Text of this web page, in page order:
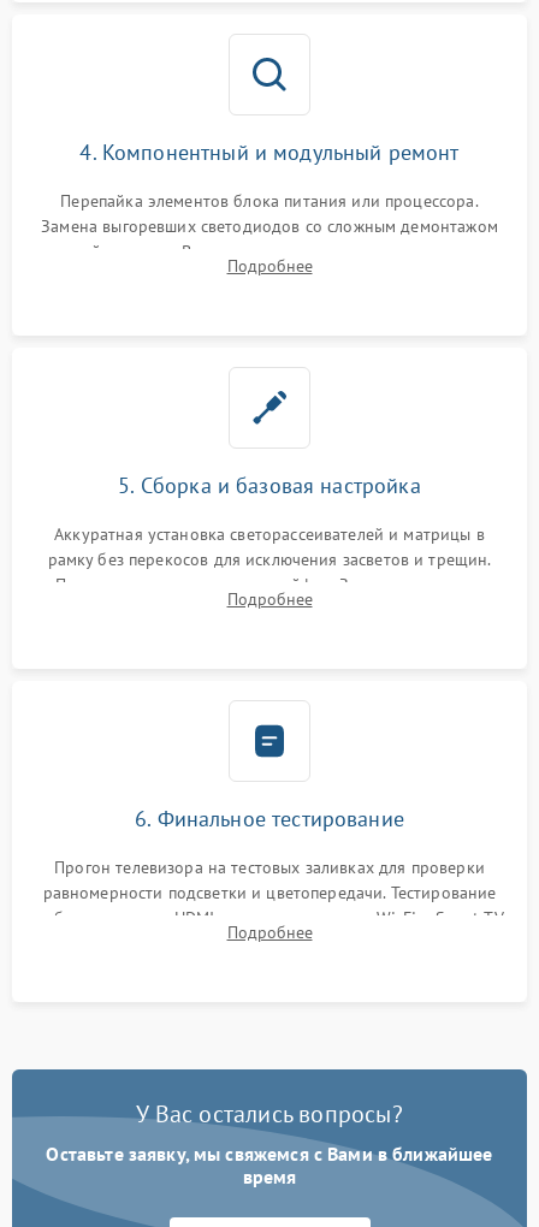
4. Компонентный и модульный ремонт
Перепайка элементов блока питания или процессора.
Замена выгоревших светодиодов со сложным демонтажом
хрупкой матрицы. Восстановление поврежденных дорожек,
прошивка микросхем памяти EEPROM
Подробнее
5. Сборка и базовая настройка
Аккуратная установка светорассеивателей и матрицы в
рамку без перекосов для исключения засветов и трещин.
Подключение внутренних шлейфов. Закрытие корпуса.
Сброс настроек и обновление программного обеспечения.
Подробнее
6. Финальное тестирование
Прогон телевизора на тестовых заливках для проверки
равномерности подсветки и цветопередачи. Тестирование
работы разъемов HDMI, динамиков, модуля Wi-Fi и Smart TV
в рабочем режиме в течение нескольких часов.
Подробнее
У Вас остались вопросы?
Оставьте заявку, мы свяжемся с Вами в ближайшее
время